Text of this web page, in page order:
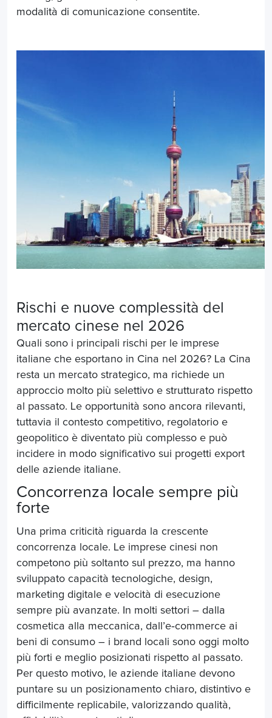
modalità di comunicazione consentite.
Rischi e nuove complessità del
mercato cinese nel 2026
Quali sono i principali rischi per le imprese
italiane che esportano in Cina nel 2026? La Cina
resta un mercato strategico, ma richiede un
approccio molto più selettivo e strutturato rispetto
al passato. Le opportunità sono ancora rilevanti,
tuttavia il contesto competitivo, regolatorio e
geopolitico è diventato più complesso e può
incidere in modo significativo sui progetti export
delle aziende italiane.
Concorrenza locale sempre più
forte
Una prima criticità riguarda la crescente
concorrenza locale. Le imprese cinesi non
competono più soltanto sul prezzo, ma hanno
sviluppato capacità tecnologiche, design,
marketing digitale e velocità di esecuzione
sempre più avanzate. In molti settori – dalla
cosmetica alla meccanica, dall’e‑commerce ai
beni di consumo – i brand locali sono oggi molto
più forti e meglio posizionati rispetto al passato.
Per questo motivo, le aziende italiane devono
puntare su un posizionamento chiaro, distintivo e
difficilmente replicabile, valorizzando qualità,